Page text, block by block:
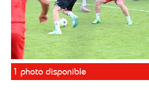
1 photo disponible